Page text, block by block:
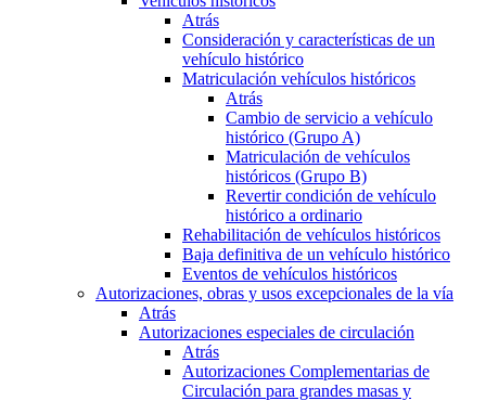
Atrás
Consideración y características de un
vehículo histórico
Matriculación vehículos históricos
Atrás
Cambio de servicio a vehículo
histórico (Grupo A)
Matriculación de vehículos
históricos (Grupo B)
Revertir condición de vehículo
histórico a ordinario
Rehabilitación de vehículos históricos
Baja definitiva de un vehículo histórico
Eventos de vehículos históricos
Autorizaciones, obras y usos excepcionales de la vía
Atrás
Autorizaciones especiales de circulación
Atrás
Autorizaciones Complementarias de
Circulación para grandes masas y